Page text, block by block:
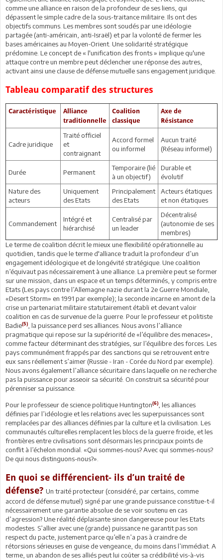
comme une alliance en raison de la profondeur de ses liens, qui
dépassent le simple cadre de la sous-traitance militaire. Ils ont des
objectifs communs. Les membres sont soudés par une idéologie
partagée (anti-américain, anti-Israël) et par la volonté de fermer les
bases américaines au Moyen-Orient. Une solidarité stratégique
prédomine. Le concept de « l'unification des fronts » implique qu'une
attaque contre un membre peut déclencher une réponse des autres,
activant ainsi une clause de défense mutuelle sans engagement juridique.
Tableau comparatif des structures
Caractéristique
Alliance
traditionnelle
Coalition
classique
Axe de
Résistance
Cadre juridique
Traité officiel
et
contraignant
Accord formel
ou informel
Aucun traité
(Réseau informel)
Durée Permanent
Temporaire (lié
à un objectif)
Durable et
évolutif
Nature des
acteurs
Uniquement
des Etats
Principalement
des Etats
Acteurs étatiques
et non étatiques
Commandement
Intégré et
hiérarchisé
Centralisé par
un leader
Décentralisé
(autonomie de ses
membres)
Le terme de coalition décrit le mieux une flexibilité opérationnelle au
quotidien, tandis que le terme d'alliance traduit la profondeur d’un
engagement idéologique et de longévité stratégique. Une coalition
n’équivaut pas nécessairement à une alliance. La première peut se former
sur une mission, dans un espace et un temps déterminés, y compris entre
Etats (Les pays contre l’Allemagne nazie durant la 2e Guerre Mondiale,
«Desert Storm» en 1991 par exemple); la seconde incarne en amont de la
crise un partenariat militaire statutairement établi et devant valoir
coalition en cas de survenue de la guerre. Pour le professeur et politiste
Badie(5)
, la puissance perd ses alliances. Nous avons l’alliance
pragmatique qui repose sur la supériorité de «l’équilibre des menaces»,
comme facteur déterminant des stratégies, sur l’équilibre des forces. Les
pays communément frappés par des sanctions qui se retrouvent entre
eux sans réellement s’aimer (Russie - Iran - Corée du Nord par exemple).
Nous avons également l’alliance sécuritaire dans laquelle on ne recherche
pas la puissance pour asseoir sa sécurité. On construit sa sécurité pour
pérenniser sa puissance.
Pour le professeur de science politique Huntington(6)
, les alliances
définies par l’idéologie et les relations avec les superpuissances sont
remplacées par des alliances définies par la culture et la civilisation. Les
communautés culturelles remplacent les blocs de la guerre froide, et les
frontières entre civilisations sont désormais les principaux points de
conflit à l’échelon mondial. «Qui sommes-nous? Avec qui sommes-nous?
De qui nous distinguons-nous?».
En quoi se différencient- ils d’un traité de
défense? Un traité protecteur (considéré, par certains, comme
accord de défense mutuel) signé par une grande puissance constitue-t-il
nécessairement une garantie absolue de se voir soutenu en cas
d’agression? Une réalité déplaisante sinon dangereuse pour les Etats
modestes. S’allier avec une (grande) puissance ne garantit pas son
respect du pacte, justement parce qu’elle n’a pas à craindre de
rétorsions sérieuses en guise de vengeance, du moins dans l’immédiat. A
terme, un abandon de ses alliés peut lui coûter sa crédibilité vis-à-vis